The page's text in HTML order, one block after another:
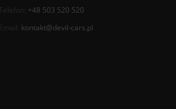
Telefon: +48 503 520 520
Email: kontakt@devil-cars.pl